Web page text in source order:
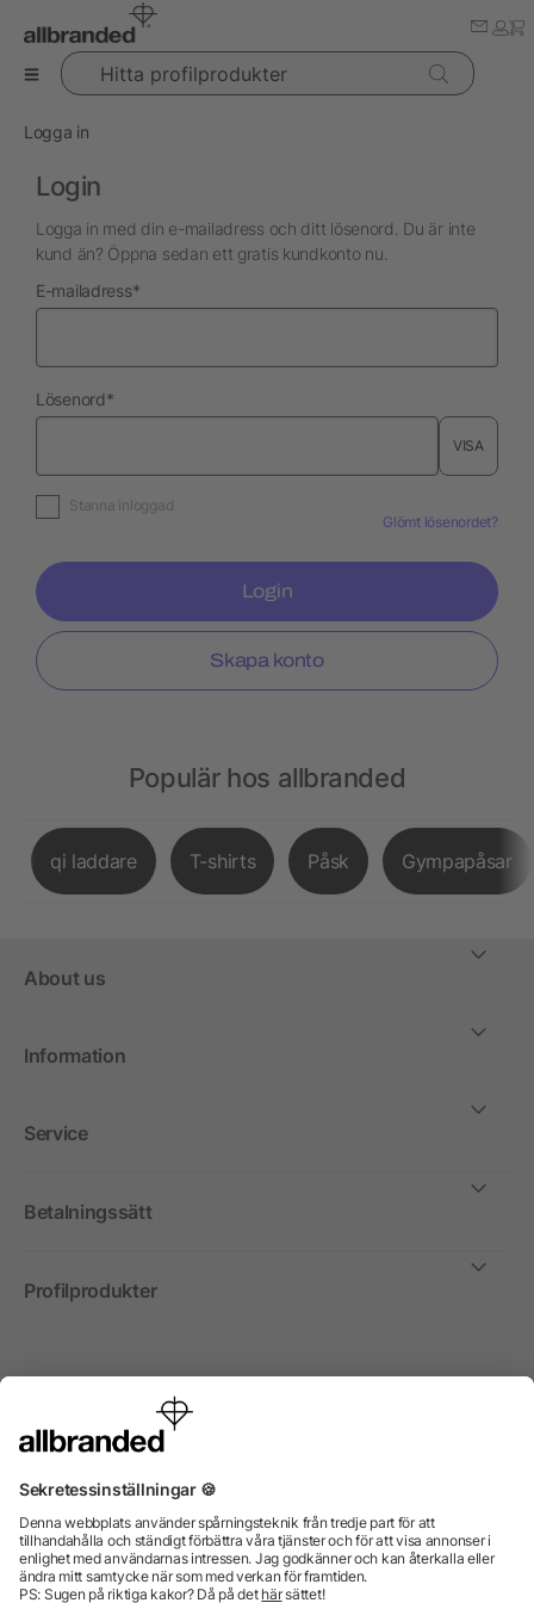
Hitta profilprodukter
Logga in
Login
Logga in med din e-mailadress och ditt lösenord. Du är inte
kund än? Öppna sedan ett gratis kundkonto nu.
E-mailadressnödvändig
*
Lösenordnödvändig
*
VISA
Stanna inloggad
Glömt lösenordet?
Login
Skapa konto
Populär hos allbranded
qi laddare T-shirts Påsk Gympapåsar
About us
Information
Service
Betalningssätt
Profilprodukter
Internationellt